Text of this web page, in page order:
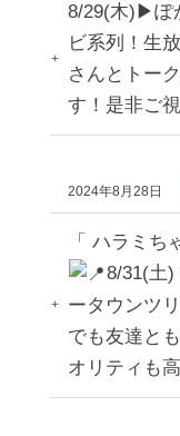
8/29(木)▶︎ぽ
ビ系列！生
さんとトー
す！是非ご
2024年8月28日
「 ハラミち
8/31(土)
ータウンツ
でも友達と
オリティも